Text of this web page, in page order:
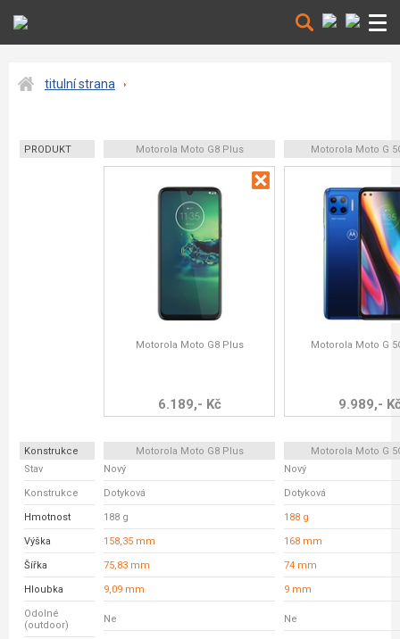
titulní strana
PRODUKT Motorola Moto G8 Plus Motorola Moto G
Motorola Moto G8 Plus
6.189,- Kč
Motorola Moto G
9.989,-
Konstrukce Motorola Moto G8 Plus
Motorola Moto G
Stav
Nový Nový
Konstrukce Dotyková Dotyková
Hmotnost 188 g 188 g
Výška 158,35 mm 168 mm
Šířka 75,83 mm 74 mm
Hloubka 9,09 mm 9 mm
Odolné
(outdoor)
Ne Ne